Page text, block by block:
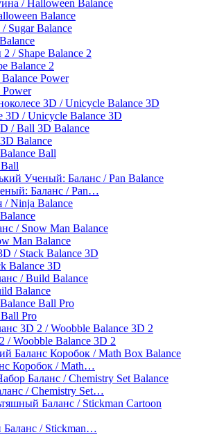
Balance
Balance 2
3D / Unicycle Balance 3D
Balance
Баланс / Pan…
Man Balance
Balance 3D
Balance
Pro
/ Woobble Balance 3D 2
Коробок / Math…
/ Chemistry Set…
/ Stickman…